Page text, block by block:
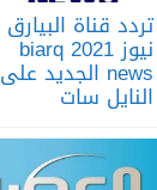
تردد قناة البيارق
نيوز 2021 biarq
news الجديد على
النايل سات